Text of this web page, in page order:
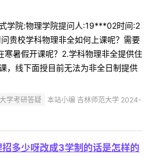
学院:物理学院提问人:19***02时间:2
贵校学科物理非全如何上课呢？需要
寒暑假开课呢？2.学科物理非全提供住
，线下面授目前无法为非全日制提供
学考研答疑
本站小编 吉林师范大学 2024-
多少呀改成3学制的话是怎样的